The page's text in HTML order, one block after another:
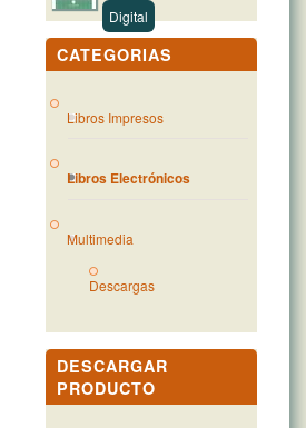
Digital
CATEGORIAS
Libros Impresos
Libros Electrónicos
Multimedia
Descargas
DESCARGAR
PRODUCTO